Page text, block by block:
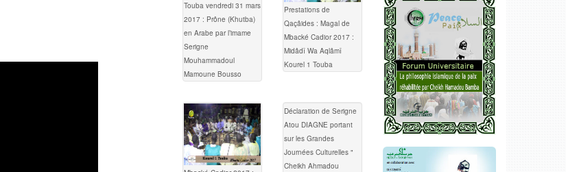
Touba vendredi 31 mars
2017 : Prône (Khutba)
en Arabe par l’imame
Serigne
Mouhammadoul
Mamoune Bousso
Prestations de
Qaçâides : Magal de
Mbacké Cadior 2017 :
Midâdî Wa Aqlâmî
Kourel 1 Touba
Déclaration de Serigne
Atou DIAGNE portant
sur les Grandes
Journées Culturelles "
Cheikh Ahmadou